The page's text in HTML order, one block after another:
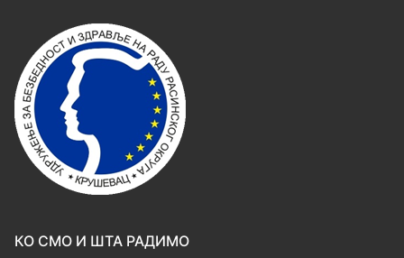
КО СМО И ШТА РАДИМО